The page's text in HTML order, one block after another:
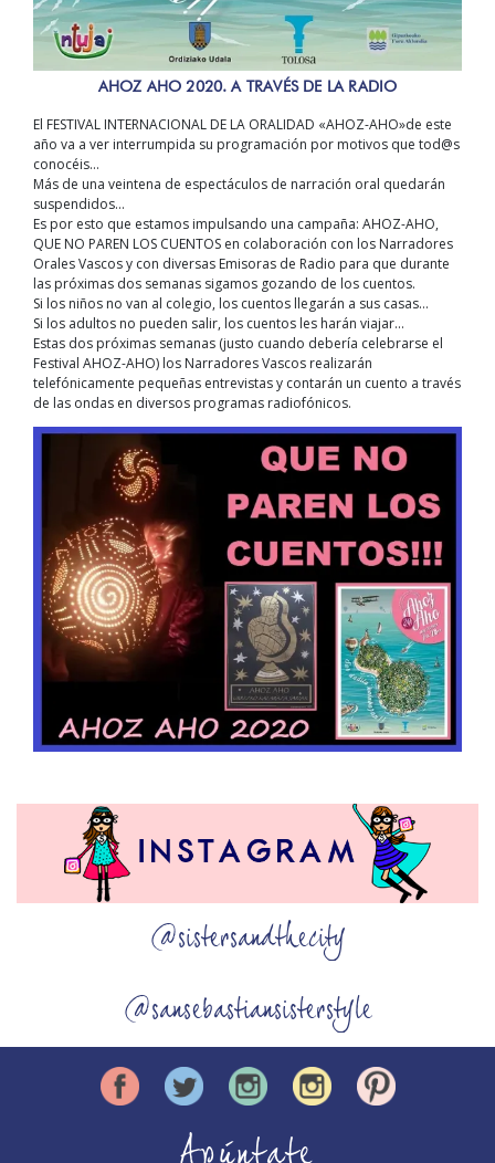
AHOZ AHO 2020. A TRAVÉS DE LA RADIO
El FESTIVAL INTERNACIONAL DE LA ORALIDAD «AHOZ-AHO»de este
año va a ver interrumpida su programación por motivos que tod@s
conocéis…
Más de una veintena de espectáculos de narración oral quedarán
suspendidos…
Es por esto que estamos impulsando una campaña: AHOZ-AHO,
QUE NO PAREN LOS CUENTOS en colaboración con los Narradores
Orales Vascos y con diversas Emisoras de Radio para que durante
las próximas dos semanas sigamos gozando de los cuentos.
Si los niños no van al colegio, los cuentos llegarán a sus casas…
Si los adultos no pueden salir, los cuentos les harán viajar…
Estas dos próximas semanas (justo cuando debería celebrarse el
Festival AHOZ-AHO) los Narradores Vascos realizarán
telefónicamente pequeñas entrevistas y contarán un cuento a través
de las ondas en diversos programas radiofónicos.
@sistersandthecity
@sansebastiansisterstyle